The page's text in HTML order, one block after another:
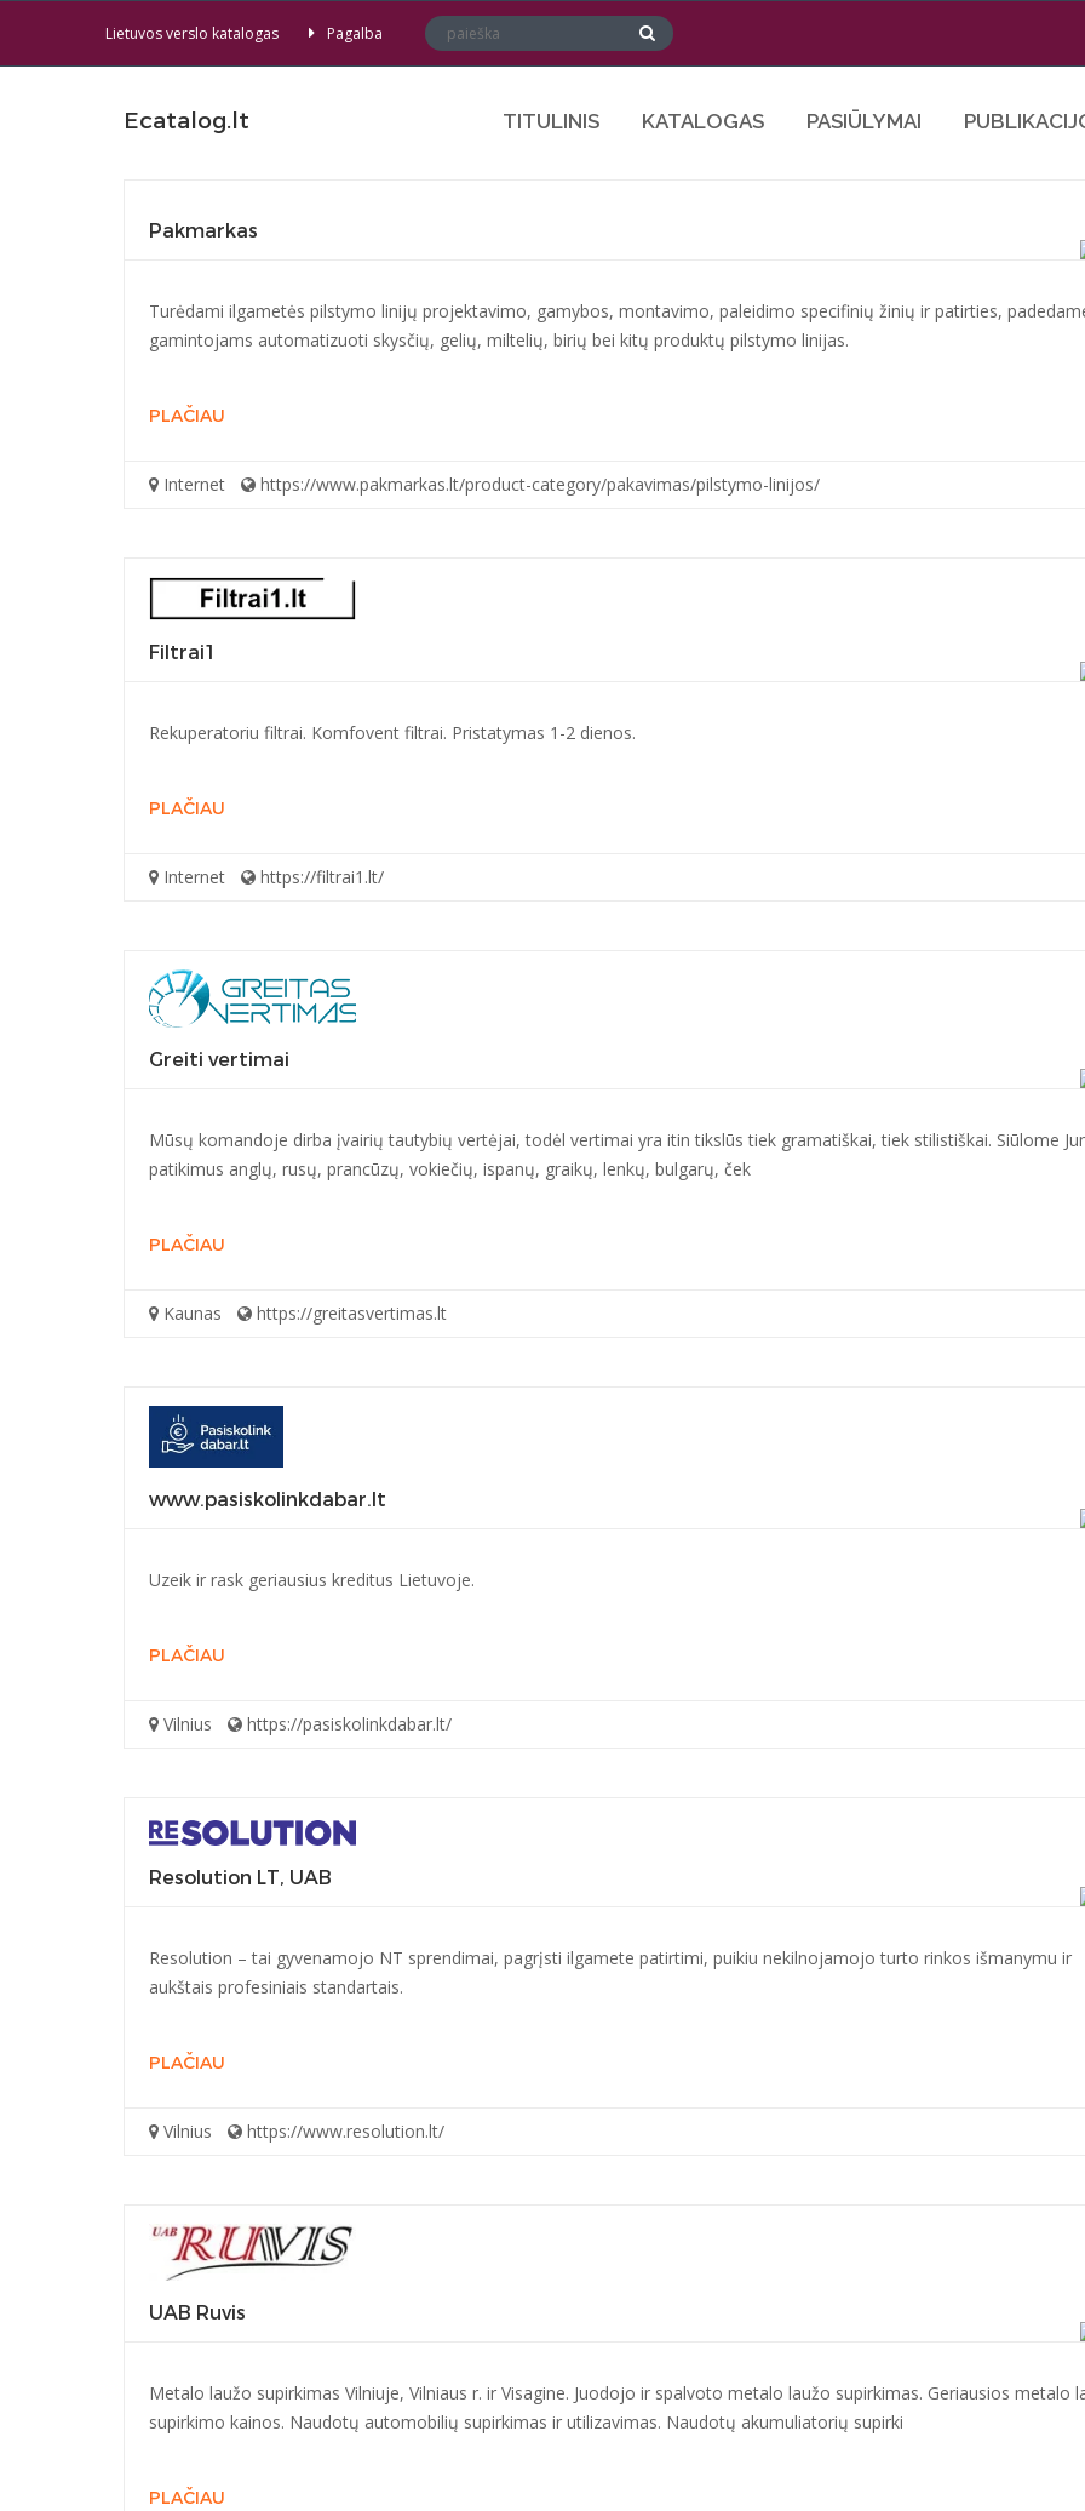
Lietuvos verslo katalogas Pagalba
Ecatalog.lt TITULINIS KATALOGAS PASIŪLYMAI
Pakmarkas
Turėdami ilgametės pilstymo linijų projektavimo, gamybos, montavimo, paleidimo specifinių žinių ir patirties,
gamintojams automatizuoti skysčių, gelių, miltelių, birių bei kitų produktų pilstymo linijas.
PLAČIAU
Internet https://www.pakmarkas.lt/product-category/pakavimas/pilstymo-linijos/
Filtrai1
Rekuperatoriu filtrai. Komfovent filtrai. Pristatymas 1-2 dienos.
PLAČIAU
Internet https://filtrai1.lt/
Greiti vertimai
Mūsų komandoje dirba įvairių tautybių vertėjai, todėl vertimai yra itin tikslūs tiek gramatiškai, tiek stilistiškai. Siūlome
patikimus anglų, rusų, prancūzų, vokiečių, ispanų, graikų, lenkų, bulgarų, ček
PLAČIAU
Kaunas https://greitasvertimas.lt
www.pasiskolinkdabar.lt
Uzeik ir rask geriausius kreditus Lietuvoje.
PLAČIAU
Vilnius https://pasiskolinkdabar.lt/
Resolution LT, UAB
Resolution – tai gyvenamojo NT sprendimai, pagrįsti ilgamete patirtimi, puikiu nekilnojamojo turto rinkos išmanymu ir
aukštais profesiniais standartais.
PLAČIAU
Vilnius https://www.resolution.lt/
UAB Ruvis
Metalo laužo supirkimas Vilniuje, Vilniaus r. ir Visagine. Juodojo ir spalvoto metalo laužo supirkimas. Geriausios metalo
supirkimo kainos. Naudotų automobilių supirkimas ir utilizavimas. Naudotų akumuliatorių supirki
PLAČIAU